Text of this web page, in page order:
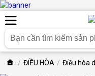
ĐIỀU HÒA Điều hòa